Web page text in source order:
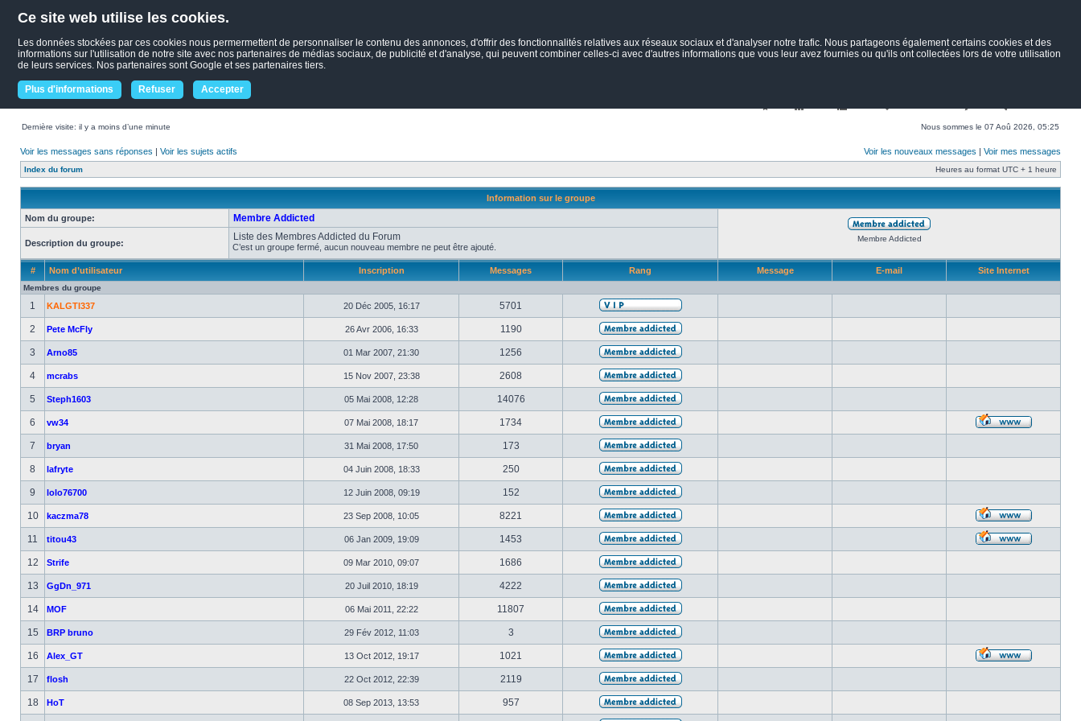
Ce site web utilise les cookies.
Les données stockées par ces cookies nous permermettent de personnaliser le contenu des annonces, d'offrir des fonctionnalités relatives aux réseaux sociaux et d'analyser notre trafic. Nous partageons également certains cookies et des
informations sur l'utilisation de notre site avec nos partenaires de médias sociaux, de publicité et d'analyse, qui peuvent combiner celles-ci avec d'autres informations que vous leur avez fournies ou qu'ils ont collectées lors de votre utilisation
de leurs services. Nos partenaires sont Google et ses partenaires tiers.
Plus d'informations Refuser Accepter
Dernière visite: il y a moins d’une minute Nous sommes le 07 Aoû 2026, 05:25
Voir les messages sans réponses | Voir les sujets actifs Voir les nouveaux messages | Voir mes messages
Index du forum Heures au format UTC + 1 heure
Information sur le groupe
Nom du groupe: Membre Addicted
Membre Addicted
Description du groupe:
Liste des Membres Addicted du Forum
C’est un groupe fermé, aucun nouveau membre ne peut être ajouté.
# Nom d’utilisateur Inscription Messages Rang Message E-mail Site Internet
Membres du groupe
1 KALGTI337 20 Déc 2005, 16:17 5701
2 Pete McFly 26 Avr 2006, 16:33 1190
3 Arno85 01 Mar 2007, 21:30 1256
4 mcrabs 15 Nov 2007, 23:38 2608
5 Steph1603 05 Mai 2008, 12:28 14076
6 vw34 07 Mai 2008, 18:17 1734
7 bryan 31 Mai 2008, 17:50 173
8 lafryte 04 Juin 2008, 18:33 250
9 lolo76700 12 Juin 2008, 09:19 152
10 kaczma78 23 Sep 2008, 10:05 8221
11 titou43 06 Jan 2009, 19:09 1453
12 Strife 09 Mar 2010, 09:07 1686
13 GgDn_971 20 Juil 2010, 18:19 4222
14 MOF 06 Mai 2011, 22:22 11807
15 BRP bruno 29 Fév 2012, 11:03 3
16 Alex_GT 13 Oct 2012, 19:17 1021
17 flosh 22 Oct 2012, 22:39 2119
18 HoT 08 Sep 2013, 13:53 957